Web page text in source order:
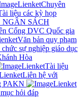
Chuyên
liệu các kỳ họp
SÁCH
Cổng DVC Quốc gia
Văn bản quy phạm
sự nghiệp giáo dục
Hòa
Tài liệu
Liên hệ với
PAKN
hỏi đáp